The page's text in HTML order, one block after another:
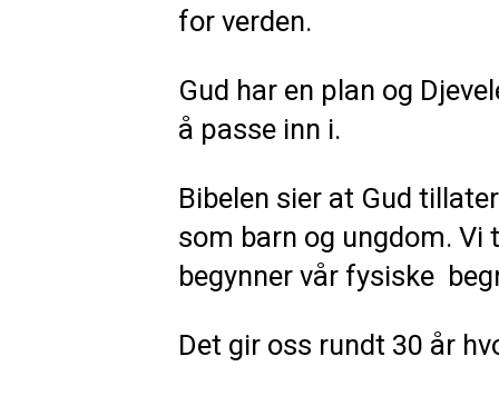
for verden.
Gud har en plan og
å passe inn i.
Bibelen sier at Gud
som barn og ungdom. Vi
begynner vår fysiske
Det gir oss rundt 30 år